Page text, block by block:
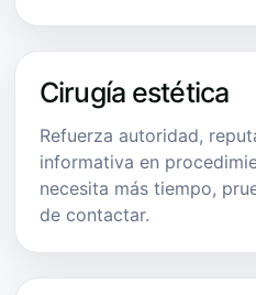
Cirugía estética
Refuerza autoridad,
informativa en
necesita más tiempo,
de contactar.